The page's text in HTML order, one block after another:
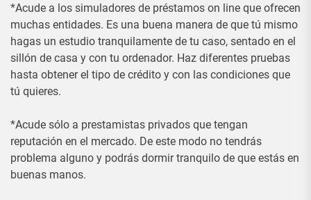
*Acude a los simuladores de préstamos on line que ofrecen
muchas entidades. Es una buena manera de que tú mismo
hagas un estudio tranquilamente de tu caso, sentado en el
sillón de casa y con tu ordenador. Haz diferentes pruebas
hasta obtener el tipo de crédito y con las condiciones que
tú quieres.
*Acude sólo a prestamistas privados que tengan
reputación en el mercado. De este modo no tendrás
problema alguno y podrás dormir tranquilo de que estás en
buenas manos.